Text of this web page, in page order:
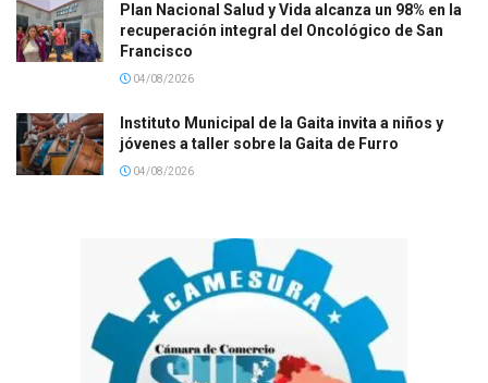
Plan Nacional Salud y Vida alcanza un 98% en la
recuperación integral del Oncológico de San
Francisco
04/08/2026
Instituto Municipal de la Gaita invita a niños y
jóvenes a taller sobre la Gaita de Furro
04/08/2026